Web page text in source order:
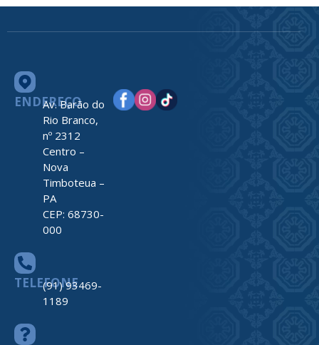
ENDEREÇO
Av. Barão do
Rio Branco,
nº 2312
Centro –
Nova
Timboteua –
PA
CEP: 68730-
000
TELEFONE
(91) 93469-
1189